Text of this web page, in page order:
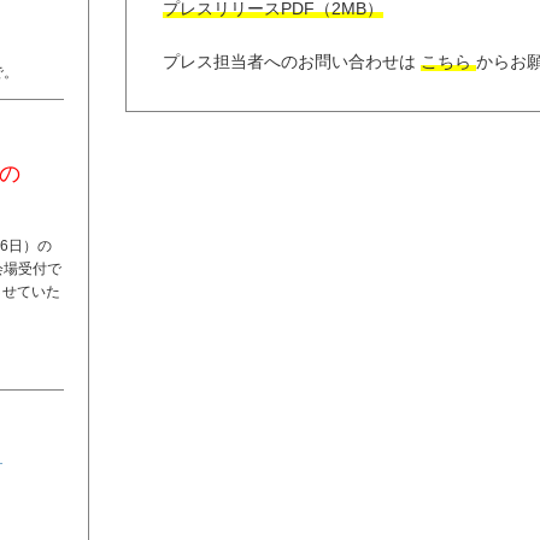
日）の
場受付で
ていた
プレスリリースPDF（2MB）
プレス担当者へのお問い合わせは こちらからお